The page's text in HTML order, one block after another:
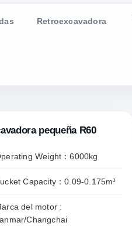
Retroexcavadora
pequeña R60
Weight：6000kg
Capacity：0.09-0.175m³
del motor :
Changchai